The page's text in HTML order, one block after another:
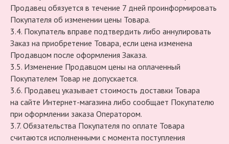
Продавец обязуется в течение 7 дней проинформировать
Покупателя об изменении цены Товара.
3.4. Покупатель вправе подтвердить либо аннулировать
Заказ на приобретение Товара, если цена изменена
Продавцом после оформления Заказа.
3.5. Изменение Продавцом цены на оплаченный
Покупателем Товар не допускается.
3.6. Продавец указывает стоимость доставки Товара
на сайте Интернет-магазина либо сообщает Покупателю
при оформлении заказа Оператором.
3.7. Обязательства Покупателя по оплате Товара
считаются исполненными с момента поступления